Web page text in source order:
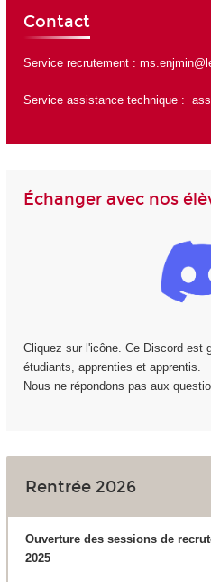
Contact
Service recrutement :
Service assistance technique :
Échanger avec nos
Cliquez sur l'icône. Ce Discord est
étudiants, apprenties et apprentis.
Nous ne répondons pas aux
Rentrée 2026
Ouverture des sessions de
2025